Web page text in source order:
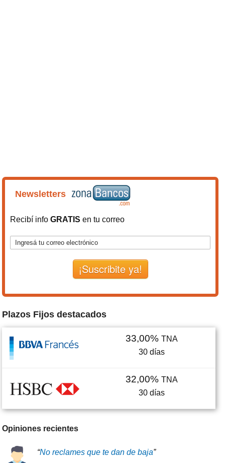
Newsletters
Recibí infoGRATIS en tu correo
¡Suscribite ya!
Plazos Fijos destacados
33,00% TNA
30 días
32,00% TNA
30 días
Opiniones recientes
“No reclames que te dan de baja”